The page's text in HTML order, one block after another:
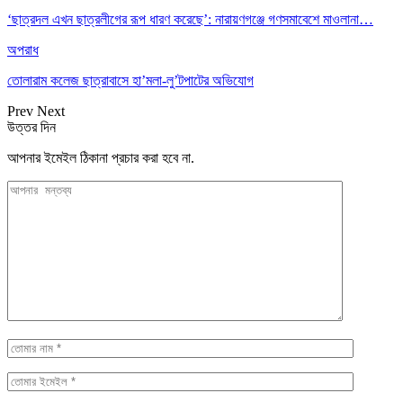
‘ছাত্রদল এখন ছাত্রলীগের রূপ ধারণ করেছে’: নারায়ণগঞ্জে গণসমাবেশে মাওলানা…
অপরাধ
তোলারাম কলেজ ছাত্রাবাসে হা’মলা-লু’টপাটের অভিযোগ
Prev Next
উত্তর দিন
আপনার ইমেইল ঠিকানা প্রচার করা হবে না.